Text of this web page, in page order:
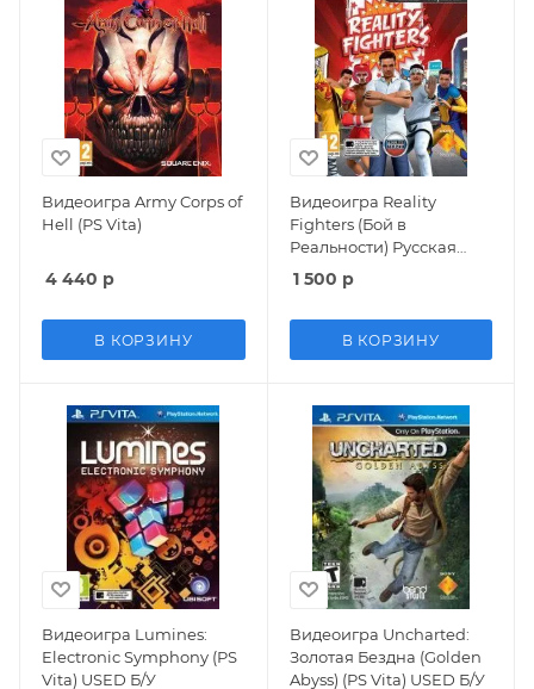
Видеоигра Army Corps of
Hell (PS Vita)
4 440 р
В КОРЗИНУ
Видеоигра Reality
Fighters (Бой в
Реальности) Русская
Версия (PS Vita)
1 500 р
В КОРЗИНУ
Видеоигра Lumines:
Electronic Symphony (PS
Vita) USED Б/У
Видеоигра Uncharted:
Золотая Бездна (Golden
Abyss) (PS Vita) USED Б/У